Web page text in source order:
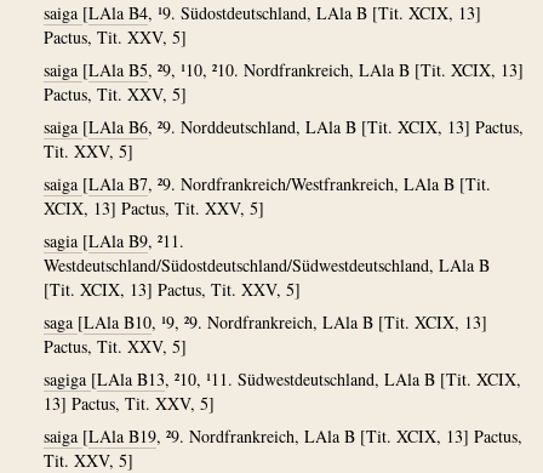
saiga [LAla B4, ¹9. Südostdeutschland, LAla B [Tit. XCIX, 13]
Pactus, Tit. XXV, 5]
saiga [LAla B5, ²9, ¹10, ²10. Nordfrankreich, LAla B [Tit. XCIX, 13]
Pactus, Tit. XXV, 5]
saiga [LAla B6, ²9. Norddeutschland, LAla B [Tit. XCIX, 13] Pactus,
Tit. XXV, 5]
saiga [LAla B7, ²9. Nordfrankreich/Westfrankreich, LAla B [Tit.
XCIX, 13] Pactus, Tit. XXV, 5]
sagia [LAla B9, ²11.
Westdeutschland/Südostdeutschland/Südwestdeutschland, LAla B
[Tit. XCIX, 13] Pactus, Tit. XXV, 5]
saga [LAla B10, ¹9, ²9. Nordfrankreich, LAla B [Tit. XCIX, 13]
Pactus, Tit. XXV, 5]
sagiga [LAla B13, ²10, ¹11. Südwestdeutschland, LAla B [Tit. XCIX,
13] Pactus, Tit. XXV, 5]
saiga [LAla B19, ²9. Nordfrankreich, LAla B [Tit. XCIX, 13] Pactus,
Tit. XXV, 5]